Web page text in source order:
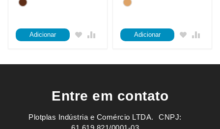
Adicionar Adicionar
Entre em contato
Plotplas Indústria e Comércio LTDA. ㅤㅤㅤ CNPJ: